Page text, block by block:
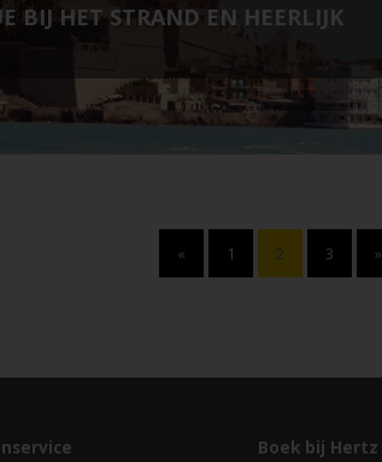
BIJ HET STRAND EN HEERLIJK
« 1 2 3 »
Boek bij Hertz